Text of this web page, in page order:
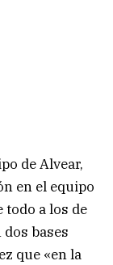
de Alvear,
en el equipo
todo a los de
bases
que «en la